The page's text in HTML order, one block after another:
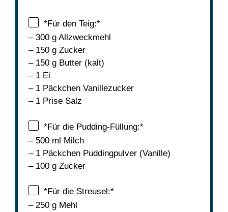
*Für den Teig:*
– 300 g Allzweckmehl
– 150 g Zucker
– 150 g Butter (kalt)
– 1 Ei
– 1 Päckchen Vanillezucker
– 1 Prise Salz
*Für die Pudding-Füllung:*
– 500 ml Milch
– 1 Päckchen Puddingpulver (Vanille)
– 100 g Zucker
*Für die Streusel:*
– 250 g Mehl